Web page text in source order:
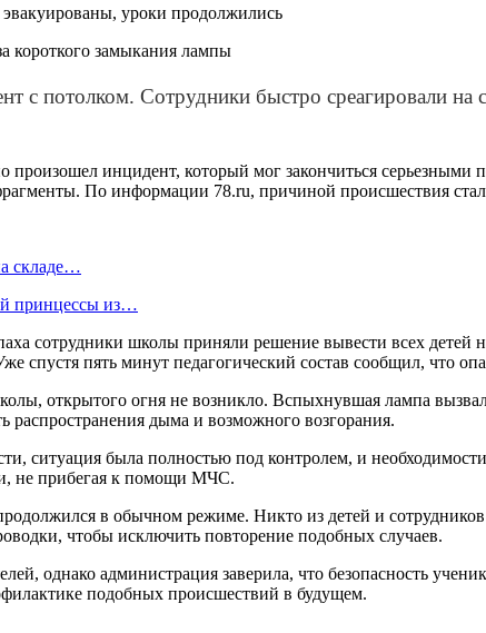
уроки продолжились
с потолком. Сотрудники быстро среагировали
инцидент, который мог закончиться серьезными
По информации 78.ru, причиной происшествия
складе…
принцессы из…
сотрудники школы приняли решение вывести всех
спустя пять минут педагогический состав сообщил, что
открытого огня не возникло. Вспыхнувшая лампа
распространения дыма и возможного возгорания.
ситуация была полностью под контролем, и
не прибегая к помощи МЧС.
в обычном режиме. Никто из детей и
чтобы исключить повторение подобных случаев.
однако администрация заверила, что безопасность
подобных происшествий в будущем.